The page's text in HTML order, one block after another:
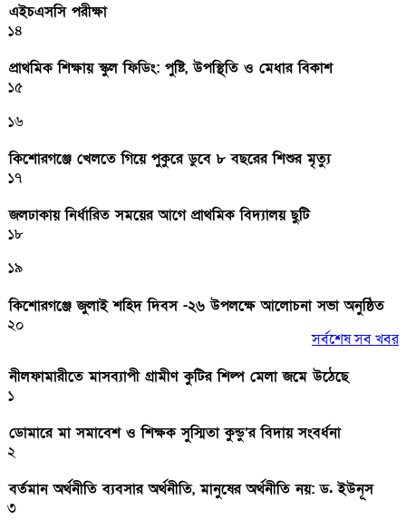
এইচএসসি পরীক্ষা
১৪
প্রাথমিক শিক্ষায় স্কুল ফিডিং: পুষ্টি, উপস্থিতি ও মেধার বিকাশ
১৫
১৬
কিশোরগঞ্জে খেলতে গিয়ে পুকুরে ডুবে ৮ বছরের শিশুর মৃত্যু
১৭
জলঢাকায় নির্ধারিত সময়ের আগে প্রাথমিক বিদ্যালয় ছুটি
১৮
১৯
কিশোরগঞ্জে জুলাই শহিদ দিবস -২৬ উপলক্ষে আলোচনা সভা অনুষ্ঠিত
২০
সর্বশেষ সব খবর
নীলফামারীতে মাসব্যাপী গ্রামীণ কুটির শিল্প মেলা জমে উঠেছে
১
ডোমারে মা সমাবেশ ও শিক্ষক সুস্মিতা কুন্ডু’র বিদায় সংবর্ধনা
২
বর্তমান অর্থনীতি ব্যবসার অর্থনীতি, মানুষের অর্থনীতি নয়: ড. ইউনূস
৩